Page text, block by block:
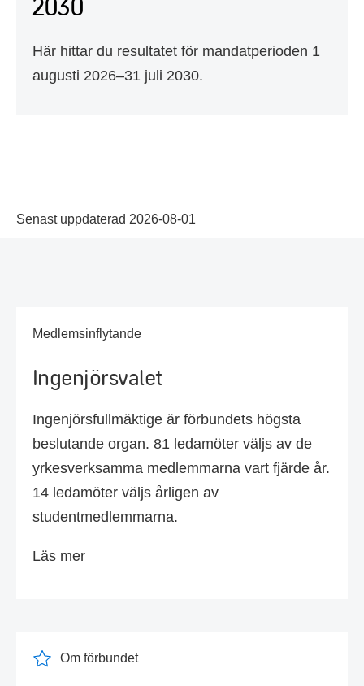
Här hittar du resultatet för mandatperioden 1
augusti 2026–31 juli 2030.
Senast uppdaterad 2026-08-01
Medlemsinflytande
Ingenjörsvalet
Ingenjörsfullmäktige är förbundets högsta
beslutande organ. 81 ledamöter väljs av de
yrkesverksamma medlemmarna vart fjärde år.
14 ledamöter väljs årligen av
studentmedlemmarna.
Läs mer
Om förbundet